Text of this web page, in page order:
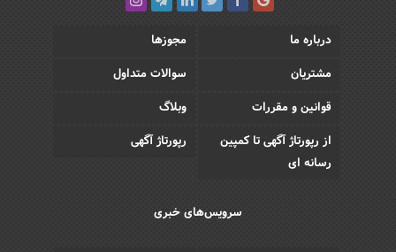
درباره ما
مجوزها
مشتریان
سوالات متداول
قوانین و مقررات
وبلاگ
از رپورتاژ آگهی تا کمپین
رسانه ای
رپورتاژ آگهی
سرویس‌های خبری